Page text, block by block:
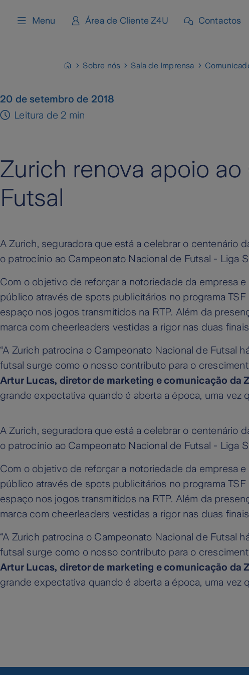
Menu Área de Cliente Z4U Contactos
Sobre nós Sala de Imprensa
20 de setembro de 2018
Leitura de 2 min
Zurich renova apoio
Futsal
A Zurich, seguradora que está a celebrar o centenário
o patrocínio ao Campeonato Nacional de Futsal - Liga
Com o objetivo de reforçar a notoriedade da empresa
público através de spots publicitários no programa
espaço nos jogos transmitidos na RTP. Além da
marca com cheerleaders vestidas a rigor nas duas
“A Zurich patrocina o Campeonato Nacional de Futsal
futsal surge como o nosso contributo para o
Artur Lucas, diretor de marketing e comunicação da
grande expectativa quando é aberta a época, uma
A Zurich, seguradora que está a celebrar o centenário
o patrocínio ao Campeonato Nacional de Futsal - Liga
Com o objetivo de reforçar a notoriedade da empresa
público através de spots publicitários no programa
espaço nos jogos transmitidos na RTP. Além da
marca com cheerleaders vestidas a rigor nas duas
“A Zurich patrocina o Campeonato Nacional de Futsal
futsal surge como o nosso contributo para o
Artur Lucas, diretor de marketing e comunicação da
grande expectativa quando é aberta a época, uma